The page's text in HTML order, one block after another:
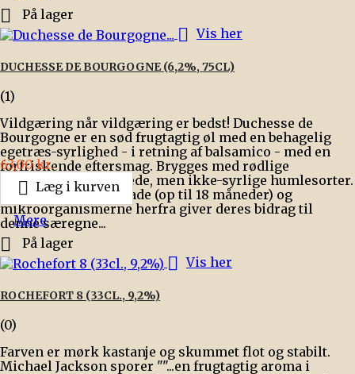
 På lager
 Vis her
DUCHESSE DE BOURGOGNE (6,2%, 75CL)
(1)
Vildgæring når vildgæring er bedst! Duchesse de
Bourgogne er en sød frugtagtig øl med en behagelig
egetræs-syrlighed - i retning af balsamico - med en
forfriskende eftersmag. Brygges med rødlige
maltsorter og krydrede, men ikke-syrlige humlesorter.
Modner på egetræsfade (op til 18 måneder) og
mikroorganismerne herfra giver deres bidrag til
denne særegne...
Pris
63,00 kr.
 Læg i kurven
Mere
 På lager
 Vis her
ROCHEFORT 8 (33CL., 9,2%)
(0)
Farven er mørk kastanje og skummet flot og stabilt.
Michael Jackson sporer ""...en frugtagtig aroma i